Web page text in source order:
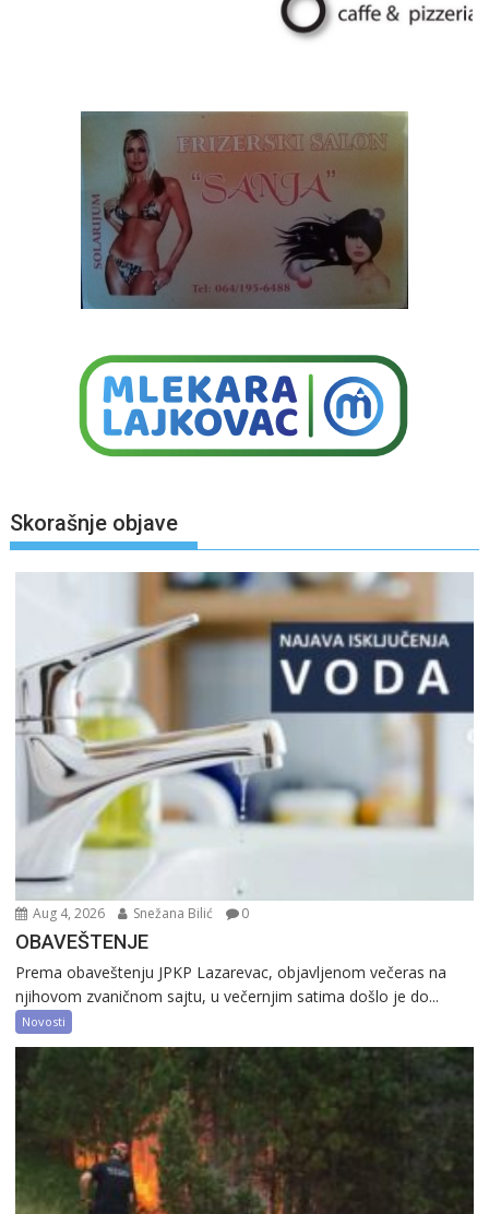
Skorašnje objave
Aug 4, 2026 Snežana Bilić 0
OBAVEŠTENJE
Prema obaveštenju JPKP Lazarevac, objavljenom večeras na
njihovom zvaničnom sajtu, u večernjim satima došlo je do...
Novosti